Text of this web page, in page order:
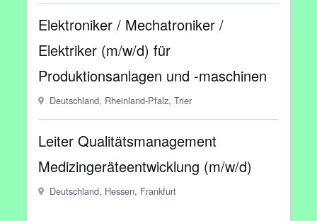
Elektroniker / Mechatroniker /
Elektriker (m/w/d) für
Produktionsanlagen und -maschinen
Deutschland, Rheinland-Pfalz, Trier
Leiter Qualitätsmanagement
Medizingeräteentwicklung (m/w/d)
Deutschland, Hessen, Frankfurt